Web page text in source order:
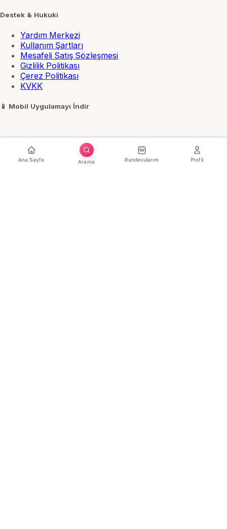
Destek & Hukuki
Yardım Merkezi
Kullanım Şartları
Mesafeli Satış Sözleşmesi
Gizlilik Politikası
Çerez Politikası
KVKK
📱 Mobil Uygulamayı İndir
Ana Sayfa Arama Randevularım Profil